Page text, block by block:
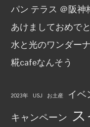
パン テラス ＠阪神
あけましておめで
水と光のワンダー
糀cafeなんそう
2023年 USJ お土産 イベ
キャンペーン